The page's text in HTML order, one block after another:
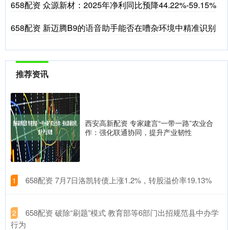
658配资 众源新材：2025年净利同比预降44.22%-59.15%
658配资 新迈腾B9的语音助手能否在嘈杂环境中精准识别
推荐资讯
西安高新配资 专家建言“一带一路”农业合
作：强化联通协同，提升产业韧性
1 ​658配资 7月7日洛凯转债上涨1.2%，转股溢价率19.13%
2
​658配资 破除“刷题”模式 教育部等6部门出招规范县中办学
行为